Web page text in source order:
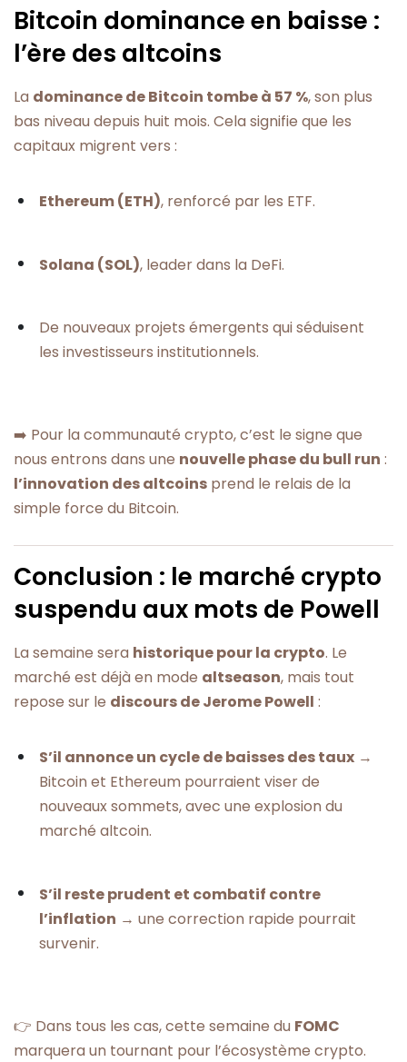
Bitcoin dominance en baisse :
l’ère des altcoins
La dominance de Bitcoin tombe à 57 %, son plus
bas niveau depuis huit mois. Cela signifie que les
capitaux migrent vers :
Ethereum (ETH), renforcé par les ETF.
Solana (SOL), leader dans la DeFi.
De nouveaux projets émergents qui séduisent
les investisseurs institutionnels.
➡️ Pour la communauté crypto, c’est le signe que
nous entrons dans une nouvelle phase du bull run :
l’innovation des altcoins prend le relais de la
simple force du Bitcoin.
Conclusion : le marché crypto
suspendu aux mots de Powell
La semaine sera historique pour la crypto. Le
marché est déjà en mode altseason, mais tout
repose sur le discours de Jerome Powell :
S’il annonce un cycle de baisses des taux →
Bitcoin et Ethereum pourraient viser de
nouveaux sommets, avec une explosion du
marché altcoin.
S’il reste prudent et combatif contre
l’inflation → une correction rapide pourrait
survenir.
👉 Dans tous les cas, cette semaine du FOMC
marquera un tournant pour l’écosystème crypto.